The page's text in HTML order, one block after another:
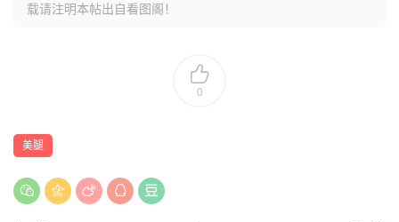
载请注明本帖出自看图阁！
0
美腿